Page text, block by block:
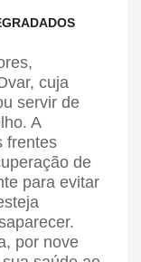
cuja
servir de
A
frentes
de
para evitar
por nove